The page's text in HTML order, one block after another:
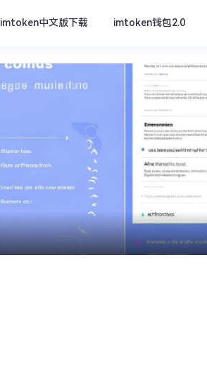
imtoken中文版下载 imtoken钱包2.0